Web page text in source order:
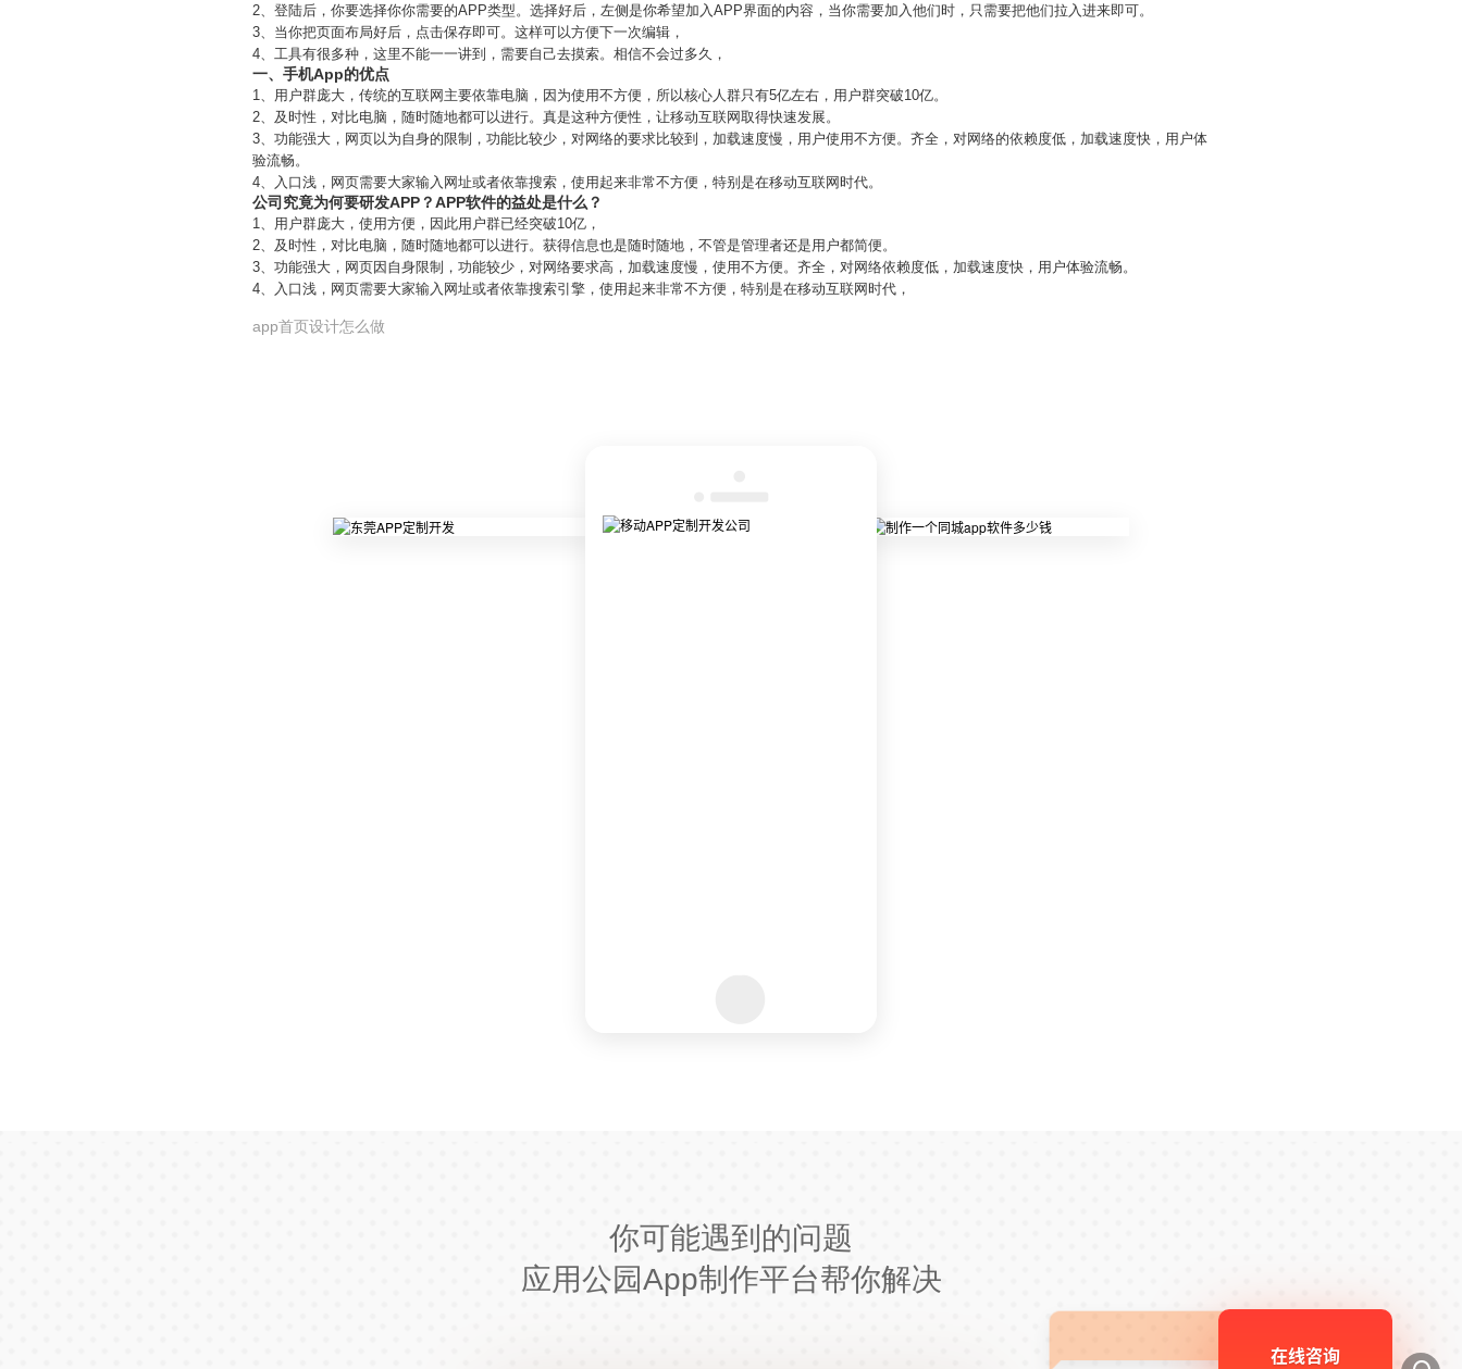
2、登陆后，你要选择你你需要的APP类型。选择好后，左侧是你希望加入APP界面的内容，当你需要加入他们时，只需要把他们拉入进来即可。
3、当你把页面布局好后，点击保存即可。这样可以方便下一次编辑，
4、工具有很多种，这里不能一一讲到，需要自己去摸索。相信不会过多久，
一、手机App的优点
1、用户群庞大，传统的互联网主要依靠电脑，因为使用不方便，所以核心人群只有5亿左右，用户群突破10亿。
2、及时性，对比电脑，随时随地都可以进行。真是这种方便性，让移动互联网取得快速发展。
3、功能强大，网页以为自身的限制，功能比较少，对网络的要求比较到，加载速度慢，用户使用不方便。齐全，对网络的依赖度低，加载速度快，用户体
验流畅。
4、入口浅，网页需要大家输入网址或者依靠搜索，使用起来非常不方便，特别是在移动互联网时代。
公司究竟为何要研发APP？APP软件的益处是什么？
1、用户群庞大，使用方便，因此用户群已经突破10亿，
2、及时性，对比电脑，随时随地都可以进行。获得信息也是随时随地，不管是管理者还是用户都简便。
3、功能强大，网页因自身限制，功能较少，对网络要求高，加载速度慢，使用不方便。齐全，对网络依赖度低，加载速度快，用户体验流畅。
4、入口浅，网页需要大家输入网址或者依靠搜索引擎，使用起来非常不方便，特别是在移动互联网时代，
app首页设计怎么做
你可能遇到的问题
应用公园App制作平台帮你解决
在线咨询